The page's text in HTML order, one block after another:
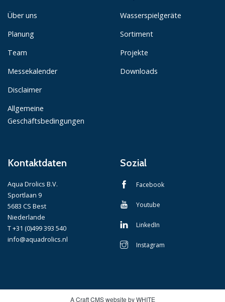
Über uns
Planung
Team
Messekalender
Disclaimer
Allgemeine
Geschäftsbedingungen
Wasserspielgeräte
Sortiment
Projekte
Downloads
Kontaktdaten
Aqua Drolics B.V.
Sportlaan 9
5683 CS Best
Niederlande
T +31 (0)499 393 540
info@aquadrolics.nl
Sozial
Facebook
Youtube
LinkedIn
Instagram
A Craft CMS website by WHITE